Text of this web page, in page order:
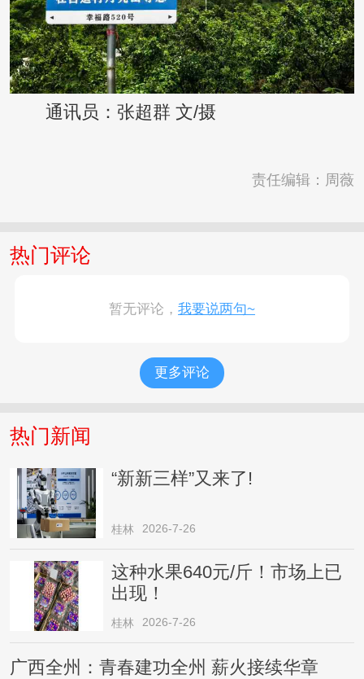
通讯员：张超群 文/摄
责任编辑：周薇
热门评论
暂无评论， 我要说两句~
更多评论
热门新闻
“新新三样”又来了!
桂林 2026-7-26
这种水果640元/斤！市场上已
出现！
桂林 2026-7-26
广西全州：青春建功全州 薪火接续华章